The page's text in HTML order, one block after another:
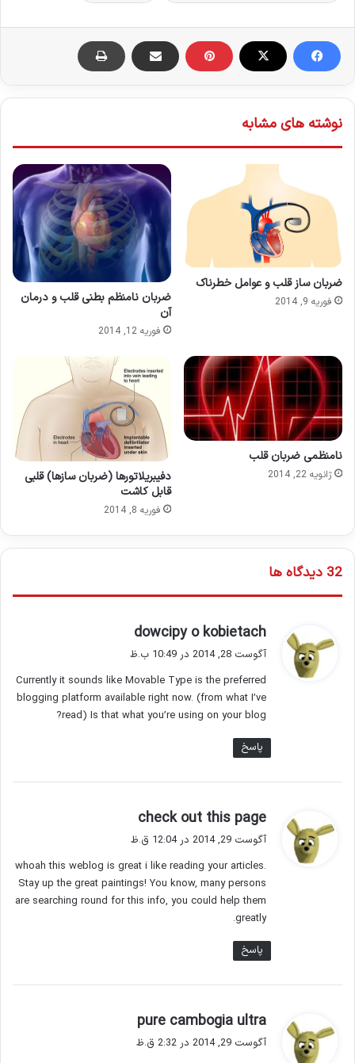
نوشته های مشابه
ضربان ساز قلب و عوامل خطرناک
فوریه 9, 2014
ضربان نامنظم بطنی قلب و درمان
آن
فوریه 12, 2014
نامنظمی ضربان قلب
ژانویه 22, 2014
دفیبریلاتورها (ضربان سازها) قلبی
قابل کاشت
فوریه 8, 2014
‫32 دیدگاه ها
dowcipy o kobietach
ف
:
آگوست 28, 2014 در 10:49 ب.ظ
Currently it sounds like Movable Type is the preferred
blogging platform available right now. (from what I’ve
read) Is that what you’re using on your blog?
پاسخ
check out this page
ف
:
آگوست 29, 2014 در 12:04 ق.ظ
whoah this weblog is great i like reading your articles.
Stay up the great paintings! You know, many persons
are searching round for this info, you could help them
greatly.
پاسخ
pure cambogia ultra
آگوست 29, 2014 در 2:32 ق.ظ